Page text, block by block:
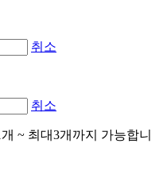
취소
취소
~ 최대3개까지 가능합니